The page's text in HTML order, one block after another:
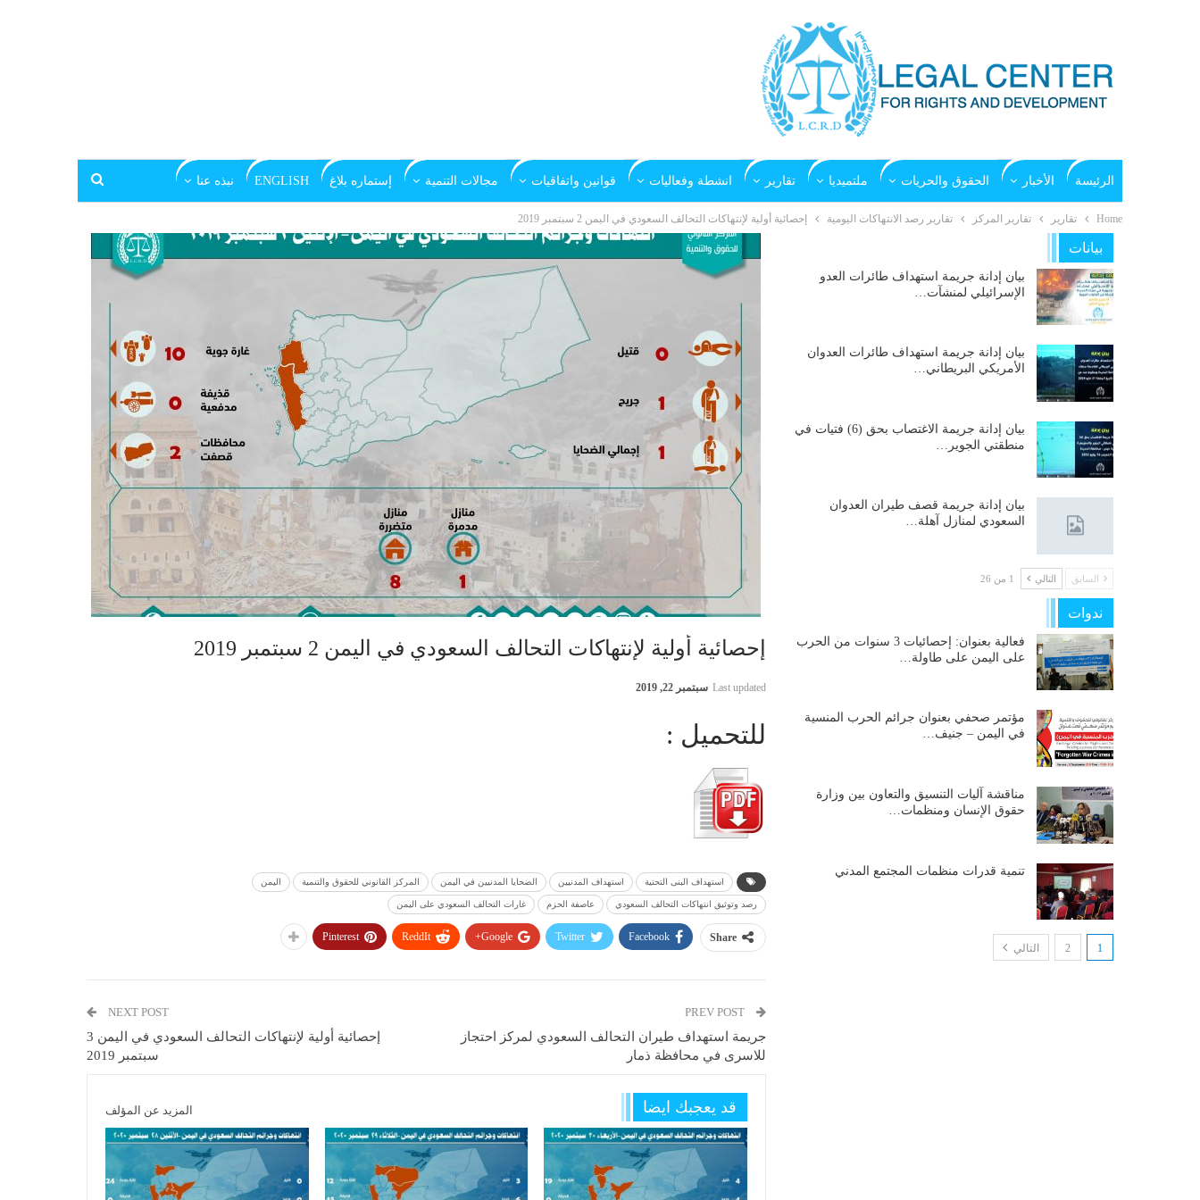
الرئيسة الأخبار الحقوق والحريات ملتميديا تقارير انشطة وفعاليات قوانين واتفاقيات مجالات التنمية إستماره بلاغ ENGLISH نبذه عنا
Home تقارير تقارير المركز تقارير رصد الانتهاكات اليومية إحصائية أولية لإنتهاكات التحالف السعودي في اليمن 2 سبتمبر 2019
إحصائية أولية لإنتهاكات التحالف السعودي في اليمن 2 سبتمبر 2019
Last updated سبتمبر 22, 2019
للتحميل :
استهداف البنى التحتية استهداف المدنيين الضحايا المدنيين في اليمن المركز القانوني للحقوق والتنمية اليمن
رصد وتوثيق انتهاكات التحالف السعودي عاصفة الحزم غارات التحالف السعودي على اليمن
Share
Facebook
Twitter
Google+
ReddIt
Pinterest
PREV POST
جريمة استهداف طيران التحالف السعودي لمركز احتجاز
للاسرى في محافظة ذمار
NEXT POST
إحصائية أولية لإنتهاكات التحالف السعودي في اليمن 3
سبتمبر 2019
قد يعجبك ايضا المزيد عن المؤلف
بيانات
بيان إدانة جريمة استهداف طائرات العدو
الإسرائيلي لمنشآت…
بيان إدانة جريمة استهداف طائرات العدوان
الأمريكي البريطاني…
بيان إدانة جريمة الاغتصاب بحق (6) فتيات في
منطقتي الجوير…
بيان إدانة جريمة قصف طيران العدوان
السعودي لمنازل آهلة…
السابق التالي 1 من 26
ندوات
فعالية بعنوان: إحصائيات 3 سنوات من الحرب
على اليمن على طاولة…
مؤتمر صحفي بعنوان جرائم الحرب المنسية
في اليمن – جنيف…
مناقشة آليات التنسيق والتعاون بين وزارة
حقوق الإنسان ومنظمات…
تنمية قدرات منظمات المجتمع المدني
1
2 التالي